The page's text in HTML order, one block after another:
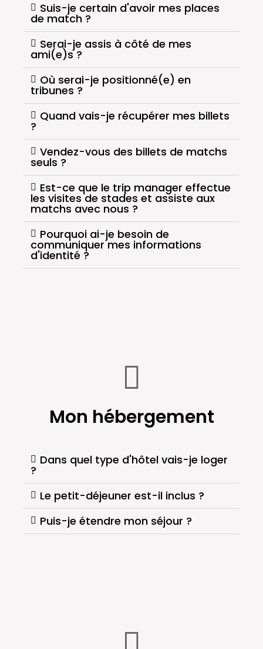
Suis-je certain d'avoir mes places
de match ?
Serai-je assis à côté de mes
ami(e)s ?
Où serai-je positionné(e) en
tribunes ?
Quand vais-je récupérer mes billets
?
Vendez-vous des billets de matchs
seuls ?
Est-ce que le trip manager effectue
les visites de stades et assiste aux
matchs avec nous ?
Pourquoi ai-je besoin de
communiquer mes informations
d'identité ?
Mon hébergement
Dans quel type d'hôtel vais-je loger
?
Le petit-déjeuner est-il inclus ?
Puis-je étendre mon séjour ?